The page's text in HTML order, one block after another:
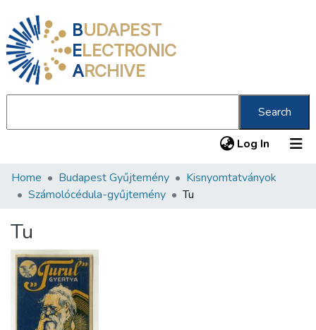
BUDAPEST
ELECTRONIC
ARCHIVE
Search
Log In (current)
Communities & Collections
Statistics
About us
Home Budapest Gyűjtemény
Kisnyomtatványok
Számolócédula-gyűjtemény
Tu
Tu